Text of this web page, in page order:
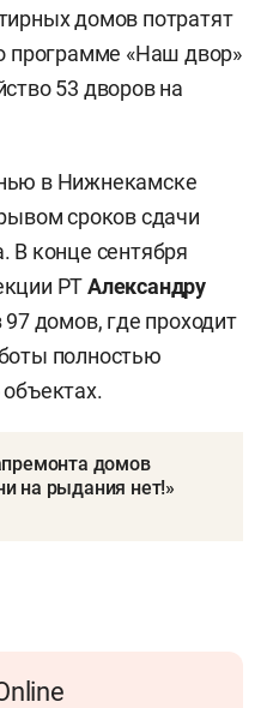
домов потратят
программе «Наш двор»
53 дворов на
в Нижнекамске
сроков сдачи
В конце сентября
РТАлександру
97 домов, где проходит
полностью
домов
на рыдания нет!»